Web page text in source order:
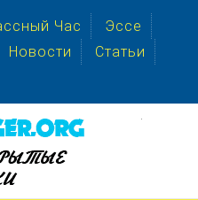
Час
Эссе
Новости
Статьи
.